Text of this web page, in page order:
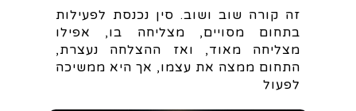
זה קורה שוב ושוב. סין נכנסת לפעילות
בתחום מסויים, מצליחה בו, אפילו
מצליחה מאוד, ואז ההצלחה נעצרת,
התחום ממצה את עצמו, אך היא ממשיכה
לפעול